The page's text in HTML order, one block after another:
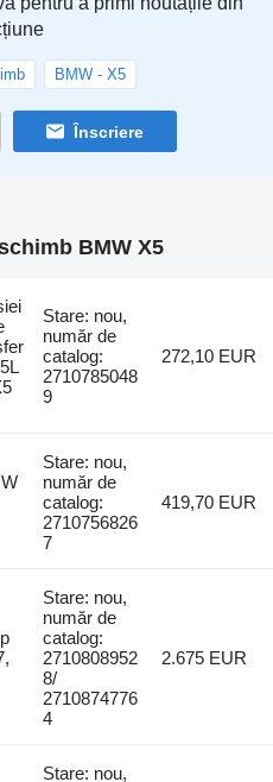
BMW - X5
Înscriere
BMW X5
Stare: nou,
număr de
catalog:
2710785048
9
272,10 EUR
Stare: nou,
număr de
catalog:
2710756826
7
419,70 EUR
Stare: nou,
număr de
catalog:
2710808952
8/
2710874776
4
2.675 EUR
Stare: nou,